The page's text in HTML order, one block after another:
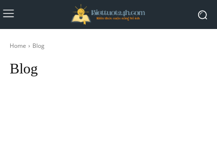
Home Blog
Blog